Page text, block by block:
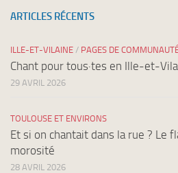
ARTICLES RÉCENTS
ILLE-ET-VILAINE / PAGES DE
Chant pour tous·tes en Ille-et-
29 AVRIL 2026
TOULOUSE ET ENVIRONS
Et si on chantait dans la rue ? Le
morosité
28 AVRIL 2026